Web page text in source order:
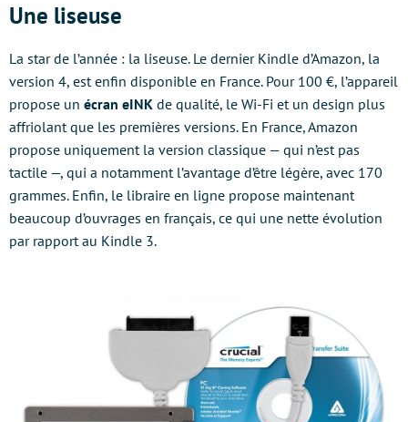
Une liseuse
La star de l’année : la liseuse. Le dernier Kindle d’Amazon, la
version 4, est enfin disponible en France. Pour 100 €, l’appareil
propose un écran eINK de qualité, le Wi-Fi et un design plus
affriolant que les premières versions. En France, Amazon
propose uniquement la version classique — qui n’est pas
tactile —, qui a notamment l’avantage d’être légère, avec 170
grammes. Enfin, le libraire en ligne propose maintenant
beaucoup d’ouvrages en français, ce qui une nette évolution
par rapport au Kindle 3.